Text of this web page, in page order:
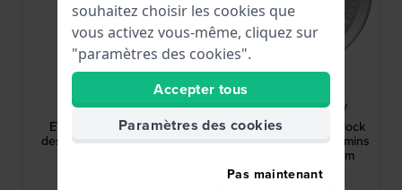
MSE.43110.SJ
EVO2 43 mm Montre
design avec bracelet en
A997.MCAL.86SBV
Mini Table and Wall Clock
Réveil design des chemins
de fer suisses 12.5cm
219,00 €
souhaitez choisir les cookies que
vous activez vous-même, cliquez sur
"paramètres des cookies".
Accepter tous
Paramètres des cookies
Pas maintenant